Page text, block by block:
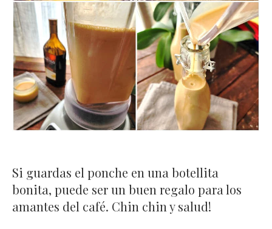
Si guardas el ponche en una botellita
bonita, puede ser un buen regalo para los
amantes del café. Chin chin y salud!